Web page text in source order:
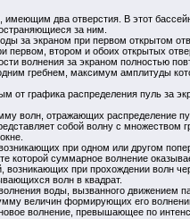
два отверстия. В этот
за ним.
за экраном при первом открытом
первом, втором и обоих открытых
волнения за экраном полностью
гребнем, максимум амплитуды
от графика распределения пуль за
волн, отражающих распределение
собой волну с множеством
при одном или другом
которой суммарное волнение
при прохождении волн
волн в квадрат.
воды, вызванного движением
величин формирующих его
волнение, превышающее по